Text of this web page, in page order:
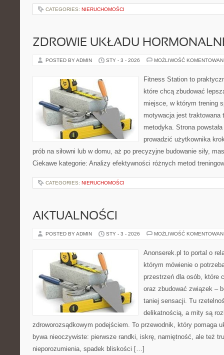
CATEGORIES: NIERUCHOMOŚCI
ZDROWIE UKŁADU
POSTED BY ADMIN STY - 3 - 2026 MOŻLIWOŚĆ
Fitness Station to
które chcą zbudować
miejsce, w którym trening
motywacja jest traktowana
metodyka. Strona
prowadzić użytkownika
prób na siłowni lub w domu, aż po precyzyjne budowanie siły,
Ciekawe kategorie: Analizy efektywności różnych metod
CATEGORIES: NIERUCHOMOŚCI
AKTUALNOŚCI
POSTED BY ADMIN STY - 3 - 2026 MOŻLIWOŚĆ
Anonserek.pl to portal o
którym mówienie o
przestrzeń dla osób, które
oraz zbudować związek –
taniej sensacji. Tu
delikatnością, a mity są
zdroworozsądkowym podejściem. To przewodnik, który pomaga
bywa nieoczywiste: pierwsze randki, iskrę, namiętność, ale też
nieporozumienia, spadek bliskości […]